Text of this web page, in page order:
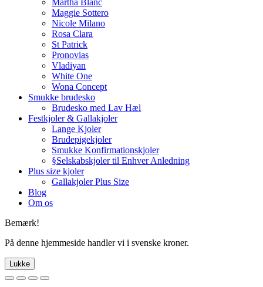
Martha Blanc
Maggie Sottero
Nicole Milano
Rosa Clara
St Patrick
Pronovias
Vladiyan
White One
Wona Concept
Smukke brudesko
Brudesko med Lav Hæl
Festkjoler & Gallakjoler
Lange Kjoler
Brudepigekjoler
Smukke Konfirmationskjoler
§Selskabskjoler til Enhver Anledning
Plus size kjoler
Gallakjoler Plus Size
Blog
Om os
Bemærk!
På denne hjemmeside handler vi i svenske kroner.
Lukke